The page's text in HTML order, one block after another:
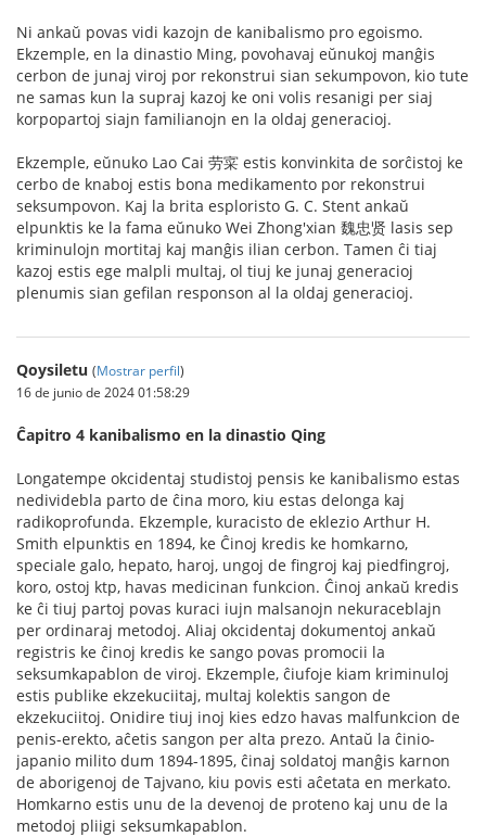
Ni ankaŭ povas vidi kazojn de kanibalismo pro egoismo.
Ekzemple, en la dinastio Ming, povohavaj eŭnukoj manĝis
cerbon de junaj viroj por rekonstrui sian sekumpovon, kio tute
ne samas kun la supraj kazoj ke oni volis resanigi per siaj
korpopartoj siajn familianojn en la oldaj generacioj.
Ekzemple, eŭnuko Lao Cai 劳寀 estis konvinkita de sorĉistoj ke
cerbo de knaboj estis bona medikamento por rekonstrui
seksumpovon. Kaj la brita esploristo G. C. Stent ankaŭ
elpunktis ke la fama eŭnuko Wei Zhong'xian 魏忠贤 lasis sep
kriminulojn mortitaj kaj manĝis ilian cerbon. Tamen ĉi tiaj
kazoj estis ege malpli multaj, ol tiuj ke junaj generacioj
plenumis sian gefilan responson al la oldaj generacioj.
Qoysiletu (Mostrar perfil)
16 de junio de 2024 01:58:29
Ĉapitro 4 kanibalismo en la dinastio Qing
Longatempe okcidentaj studistoj pensis ke kanibalismo estas
nedividebla parto de ĉina moro, kiu estas delonga kaj
radikoprofunda. Ekzemple, kuracisto de eklezio Arthur H.
Smith elpunktis en 1894, ke Ĉinoj kredis ke homkarno,
speciale galo, hepato, haroj, ungoj de fingroj kaj piedfingroj,
koro, ostoj ktp, havas medicinan funkcion. Ĉinoj ankaŭ kredis
ke ĉi tiuj partoj povas kuraci iujn malsanojn nekuraceblajn
per ordinaraj metodoj. Aliaj okcidentaj dokumentoj ankaŭ
registris ke ĉinoj kredis ke sango povas promocii la
seksumkapablon de viroj. Ekzemple, ĉiufoje kiam kriminuloj
estis publike ekzekuciitaj, multaj kolektis sangon de
ekzekuciitoj. Onidire tiuj inoj kies edzo havas malfunkcion de
penis-erekto, aĉetis sangon per alta prezo. Antaŭ la ĉinio-
japanio milito dum 1894-1895, ĉinaj soldatoj manĝis karnon
de aborigenoj de Tajvano, kiu povis esti aĉetata en merkato.
Homkarno estis unu de la devenoj de proteno kaj unu de la
metodoj pliigi seksumkapablon.